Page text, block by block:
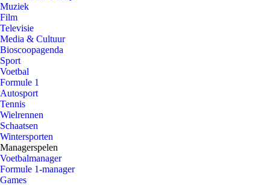
Muziek
Film
Televisie
Media & Cultuur
Bioscoopagenda
Sport
Voetbal
Formule 1
Autosport
Tennis
Wielrennen
Schaatsen
Wintersporten
Managerspelen
Voetbalmanager
Formule 1-manager
Games